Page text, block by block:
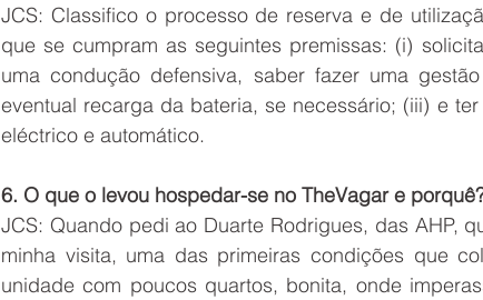
JCS: Classifico o processo de reserva e de
que se cumpram as seguintes premissas: (i)
uma condução defensiva, saber fazer uma
eventual recarga da bateria, se necessário; (iii) e
eléctrico e automático.
6. O que o levou hospedar-se no TheVagar e
JCS: Quando pedi ao Duarte Rodrigues, das AHP,
minha visita, uma das primeiras condições que
unidade com poucos quartos, bonita, onde